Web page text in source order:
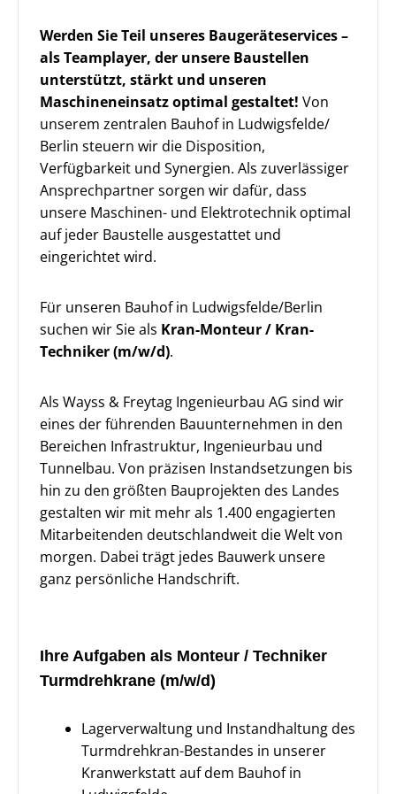
Werden Sie Teil unseres Baugeräteservices –
als Teamplayer, der unsere Baustellen
unterstützt, stärkt und unseren
Maschineneinsatz optimal gestaltet! Von
unserem zentralen Bauhof in Ludwigsfelde/
Berlin steuern wir die Disposition,
Verfügbarkeit und Synergien. Als zuverlässiger
Ansprechpartner sorgen wir dafür, dass
unsere Maschinen- und Elektrotechnik optimal
auf jeder Baustelle ausgestattet und
eingerichtet wird.
Für unseren Bauhof in Ludwigsfelde/Berlin
suchen wir Sie als Kran-Monteur / Kran-
Techniker (m/w/d).
Als Wayss & Freytag Ingenieurbau AG sind wir
eines der führenden Bauunternehmen in den
Bereichen Infrastruktur, Ingenieurbau und
Tunnelbau. Von präzisen Instandsetzungen bis
hin zu den größten Bauprojekten des Landes
gestalten wir mit mehr als 1.400 engagierten
Mitarbeitenden deutschlandweit die Welt von
morgen. Dabei trägt jedes Bauwerk unsere
ganz persönliche Handschrift.
Ihre Aufgaben als Monteur / Techniker
Turmdrehkrane (m/w/d)
Lagerverwaltung und Instandhaltung des
Turmdrehkran-Bestandes in unserer
Kranwerkstatt auf dem Bauhof in